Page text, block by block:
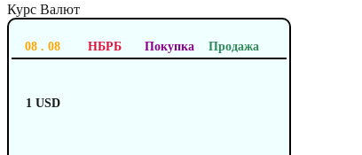
Курс Валют
08 . 08 НБРБ Покупка Продажа
1 USD